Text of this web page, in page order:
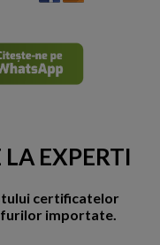
EXPERTI
certificatelor
importate.